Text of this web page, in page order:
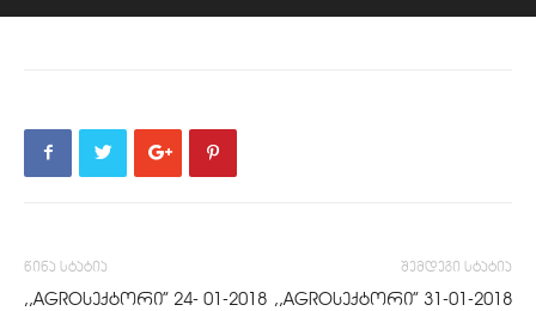
წინა სტატია
,,AGROსექტორი” 24- 01-2018
შემდეგი სტატია
,,AGROსექტორი” 31-01-2018